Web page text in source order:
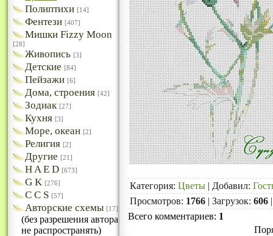
Полиптихи [14]
Фентези [407]
Мишки Fizzy Moon
[28]
Живопись [3]
Детские [84]
Пейзажи [6]
Дома, строения [42]
Зодиак [27]
Кухня [3]
Море, океан [2]
Религия [2]
Другие [21]
H A E D [673]
G K [276]
C C S [57]
Авторские схемы [17]
(без разрешения автора
не распространять)
Категория: Цветы | Добавил:
Просмотров: 1766 | Загрузок: 606
Всего комментариев: 1